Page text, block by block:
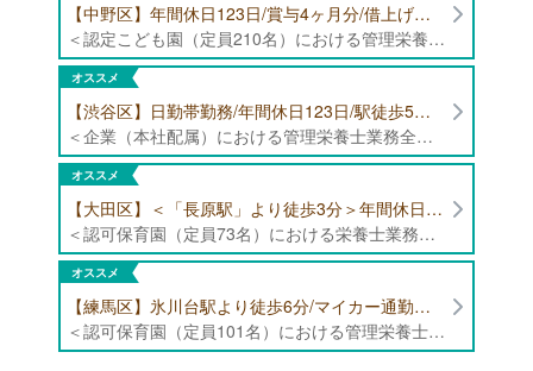
【中野区】年間休日123日/賞与4ヶ月分/借上げ住宅制度あり 認定こども園（定員210名）にて管理栄養士・栄養士募集！
＜認定こども園（定員210名）における管理栄養士・栄養士業務全般＞ ・管理栄養士、栄養士業務全般
オススメ
【渋谷区】日勤帯勤務/年間休日123日/駅徒歩5分/企業（本社配属）にて管理栄養士募集！
＜企業（本社配属）における管理栄養士業務全般＞ ・本社および在宅（週1日程度）で、運営・受託する保育園（約50箇所）の管理栄養士・マネジメント業務全般 ・調理指導、育成 ・調理代行※欠員時 ・衛生管理 ・献立作成 ・食材発注 ・園長、調理スタッフとの給食会議 ・クライアント企業との給食会議（食育等の企画提案） ・採用業務（面接・施設見学同行）など ・担当保育園の定期巡回（直行やオンライン対応あり） ※23区内の認可保育園や、事業所内保育園（市川市、古河市、厚木市・追浜等）
オススメ
【大田区】＜「長原駅」より徒歩3分＞年間休日120日以上/最大10連休取得可能/日勤帯勤務のみ 認可保育園（定員73名）にて、栄養士の募集！
＜認可保育園（定員73名）における栄養士業務全般＞ ・調理（朝おやつ・給食・おやつ・補食） ・盛付け、片づけ ・食育、保育室への給食ラウンド、事務業務 ・調理室のお掃除、備蓄の確認、発注など ※定員:73名(0歳児6名、1歳歳児10名、2歳児12名、3歳-5歳児各15名)
オススメ
【練馬区】氷川台駅より徒歩6分/マイカー通勤可能/年間休日120日/賞与高水準 認可保育園（定員101名）にて管理栄養士・栄養士・調理師募集！
＜認可保育園（定員101名）における管理栄養士・栄養士・調理師業務全般＞ ・調理業務全般 ・離乳食、アレルギー除去食対応 ・食育活動